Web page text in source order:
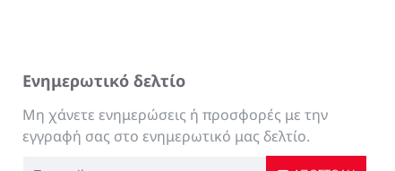
Ενημερωτικό δελτίο
Μη χάνετε ενημερώσεις ή προσφορές με την
εγγραφή σας στο ενημερωτικό μας δελτίο.